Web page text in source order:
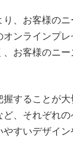
、お客様の
ンラインプ
お客様のニ
することが
、それぞれ
すいデザイ